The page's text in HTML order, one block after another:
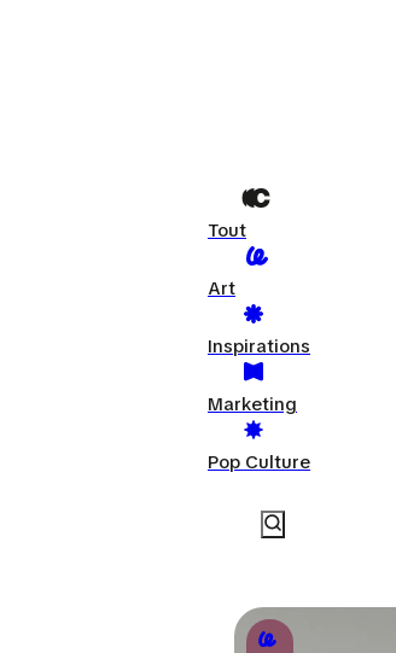
Tout
Art
Inspirations
Marketing
Pop Culture